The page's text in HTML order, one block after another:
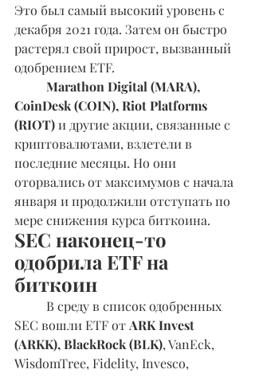
Это был самый высокий уровень с
декабря 2021 года. Затем он быстро
растерял свой прирост, вызванный
одобрением ETF.
Marathon Digital (MARA),
CoinDesk (COIN), Riot Platforms
(RIOT) и другие акции, связанные с
криптовалютами, взлетели в
последние месяцы. Но они
оторвались от максимумов с начала
января и продолжили отступать по
мере снижения курса биткоина.
SEC наконец-то
одобрила ETF на
биткоин
SEC вошли ETF от ARK Invest
(ARKK), BlackRock (BLK), VanEck,
WisdomTree, Fidelity, Invesco,